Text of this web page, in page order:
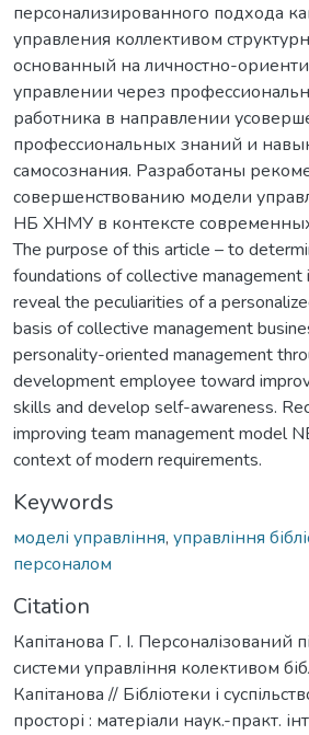
персонализированного подхода
управления коллективом
основанный на личностно-
управлении через
работника в направлении
профессиональных знаний и
самосознания. Разработаны
совершенствованию модели
НБ ХНМУ в контексте
The purpose of this article – to
foundations of collective management
reveal the peculiarities of a
basis of collective management
personality-oriented management
development employee toward
skills and develop self-awareness.
improving team management model
context of modern requirements.
Keywords
моделі управління, управління
персоналом
Citation
Капітанова Г. І. Персоналізований
системи управління колективом
Капітанова // Бібліотеки і
просторі : матеріали наук.-практ.